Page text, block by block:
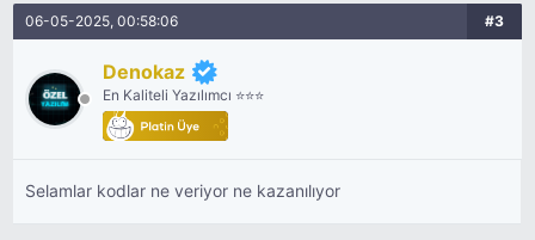
06-05-2025, 00:58:06 #3
Denokaz
En Kaliteli Yazılımcı ⭐⭐⭐
Selamlar kodlar ne veriyor ne kazanılıyor